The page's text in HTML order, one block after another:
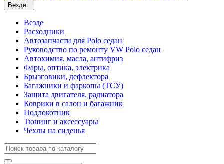
Везде
Везде
Расходники
Автозапчасти для Polo седан
Руководство по ремонту VW Polo седан
Автохимия, масла, антифриз
Фары, оптика, электрика
Брызговики, дефлектора
Багажники и фаркопы (ТСУ)
Защита двигателя, радиатора
Коврики в салон и багажник
Подлокотник
Тюнинг и аксессуары
Чехлы на сиденья